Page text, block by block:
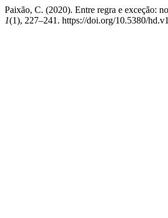
Paixão, C. (2020). Entre regra e exceção:
1(1), 227–241. https://doi.org/10.5380/